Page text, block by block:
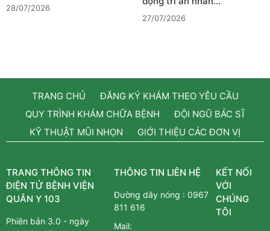
28/07/2026
27/07/2026
TRANG CHỦ
ĐĂNG KÝ KHÁM THEO YÊU CẦU
QUY TRÌNH KHÁM CHỮA BỆNH
ĐỘI NGŨ BÁC SĨ
KỸ THUẬT MŨI NHỌN
GIỚI THIỆU CÁC ĐƠN VỊ
TRANG THÔNG TIN
ĐIỆN TỬ BỆNH VIỆN
QUÂN Y 103
Phiên bản 3.0 - ngày
THÔNG TIN LIÊN HỆ
Đường dây nóng :0967
811 616
Mail:
KẾT NỐI
VỚI
CHÚNG
TÔI